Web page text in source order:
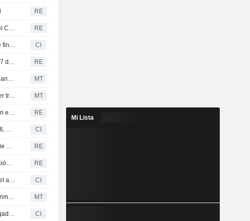
RE
Imperial Oil informa que Syncrude pospone la parada de mantenimiento del Coker 8-2 del segundo trimestre al verano por labores adicionales - conf call RE
Imperial Oil Limited presenta sus resultados financieros del primer trimestre finalizado el 31 de marzo de 2026 CI
Imperial Oil declara un dividendo para el segundo trimestre de 2026 de 0.87 dólares por acción pagadero el 1 de julio de 2026 RE
El beneficio neto de Imperial Oil cae en el primer trimestre en comparación anual MT
Imperial Oil registra una caída en su beneficio neto y sus ingresos del primer trimestre MT
Imperial Oil incumple las previsiones de beneficios por las interrupciones en el refino RE
Imperial Oil Limited declara un dividendo para el segundo trimestre de 2026, pagadero el 1 de julio de 2026 CI
Suncor presentará esta primavera sus planes para asegurar el suministro de betún a largo plazo RE
El director general de Imperial Oil afirma que los esfuerzos de reestructuración avanzan según lo previsto - conferencia telefónica RE
Imperial Oil Limited presenta resultados financieros del cuarto trimestre y del año completo finalizado el 31 de diciembre de 2025 CI
Caen los ingresos y el beneficio neto ajustado de Imperial Oil en el cuarto trimestre MT
Imperial Oil Limited declara dividendo para el primer trimestre de 2026, pagadero el 1 de abril de 2026 CI
Mi Lista